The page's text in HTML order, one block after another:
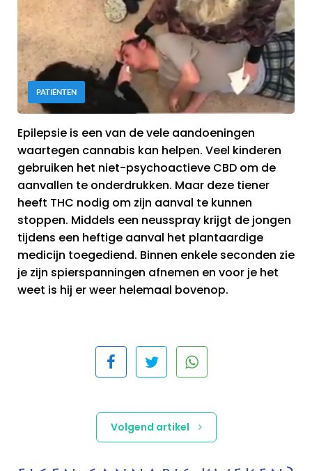
PATIËNTEN
Epilepsie is een van de vele aandoeningen
waartegen cannabis kan helpen. Veel kinderen
gebruiken het niet-psychoactieve CBD om de
aanvallen te onderdrukken. Maar deze tiener
heeft THC nodig om zijn aanval te kunnen
stoppen. Middels een neusspray krijgt de jongen
tijdens een heftige aanval het plantaardige
medicijn toegediend. Binnen enkele seconden zie
je zijn spierspanningen afnemen en voor je het
weet is hij er weer helemaal bovenop.
Volgend artikel